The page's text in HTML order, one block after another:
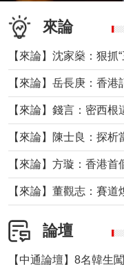
來論
【來論】董觀志：賽
論壇